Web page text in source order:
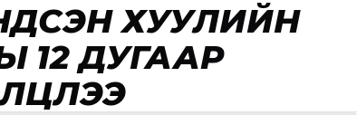
ХУУЛИЙН
12 ДУГААР